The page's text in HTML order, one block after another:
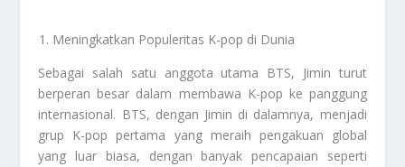
Meningkatkan Populeritas K-pop di Dunia
Sebagai salah satu anggota utama BTS, Jimin turut
berperan besar dalam membawa K-pop ke panggung
internasional. BTS, dengan Jimin di dalamnya, menjadi
grup K-pop pertama yang meraih pengakuan global
yang luar biasa, dengan banyak pencapaian seperti